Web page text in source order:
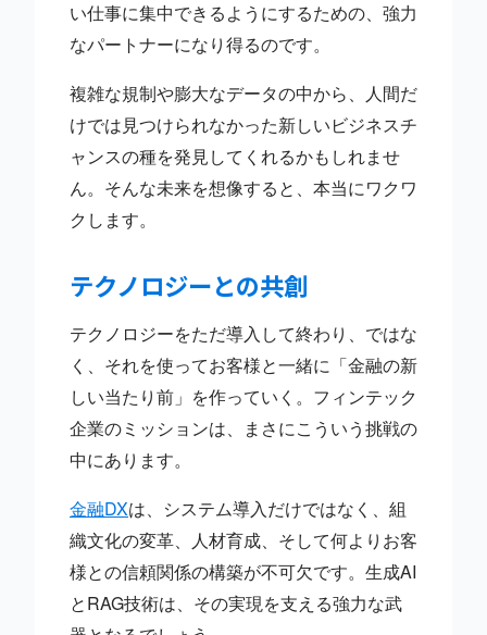
い仕事に集中できるようにするための、強力
なパートナーになり得るのです。
複雑な規制や膨大なデータの中から、人間だ
けでは見つけられなかった新しいビジネスチ
ャンスの種を発見してくれるかもしれませ
ん。そんな未来を想像すると、本当にワクワ
クします。
テクノロジーとの共創
テクノロジーをただ導入して終わり、ではな
く、それを使ってお客様と一緒に「金融の新
しい当たり前」を作っていく。フィンテック
企業のミッションは、まさにこういう挑戦の
中にあります。
金融DXは、システム導入だけではなく、組
織文化の変革、人材育成、そして何よりお客
様との信頼関係の構築が不可欠です。生成AI
とRAG技術は、その実現を支える強力な武